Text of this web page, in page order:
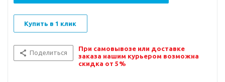
Купить в 1 клик
Поделиться
При самовывозе или доставке
заказа нашим курьером возможна
скидка от 5%